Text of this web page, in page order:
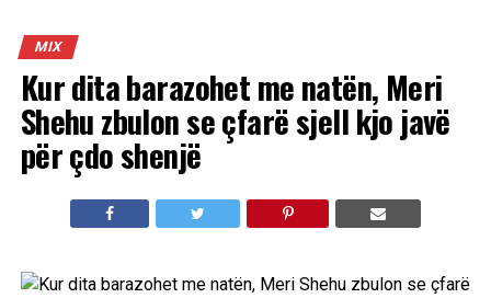
MIX
Kur dita barazohet me natën, Meri
Shehu zbulon se çfarë sjell kjo javë
për çdo shenjë